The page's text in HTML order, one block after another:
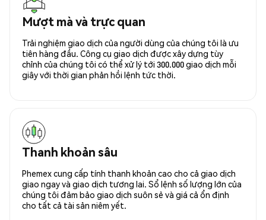
Mượt mà và trực quan
Trải nghiệm giao dịch của người dùng của chúng tôi là ưu
tiên hàng đầu. Công cụ giao dịch được xây dựng tùy
chỉnh của chúng tôi có thể xử lý tới 300.000 giao dịch mỗi
giây với thời gian phản hồi lệnh tức thời.
Thanh khoản sâu
Phemex cung cấp tính thanh khoản cao cho cả giao dịch
giao ngay và giao dịch tương lai. Sổ lệnh số lượng lớn của
chúng tôi đảm bảo giao dịch suôn sẻ và giá cả ổn định
cho tất cả tài sản niêm yết.